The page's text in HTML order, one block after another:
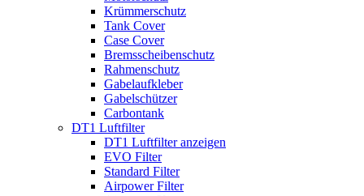
Krümmerschutz
Tank Cover
Case Cover
Bremsscheibenschutz
Rahmenschutz
Gabelaufkleber
Gabelschützer
Carbontank
DT1 Luftfilter
DT1 Luftfilter anzeigen
EVO Filter
Standard Filter
Airpower Filter